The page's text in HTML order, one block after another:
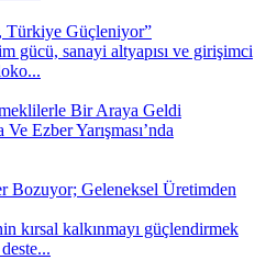
Türkiye Güçleniyor”
gücü, sanayi altyapısı ve girişimci
Bir Araya Geldi
Ezber Yarışması’nda
Bozuyor; Geleneksel Üretimden
kırsal kalkınmayı güçlendirmek